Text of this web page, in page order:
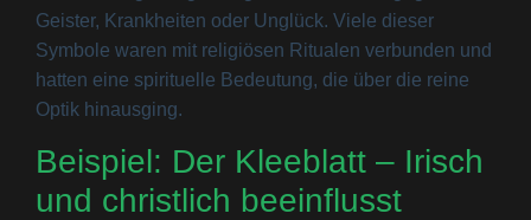
Geister, Krankheiten oder Unglück. Viele dieser
Symbole waren mit religiösen Ritualen verbunden und
hatten eine spirituelle Bedeutung, die über die reine
Optik hinausging.
Beispiel: Der Kleeblatt – Irisch
und christlich beeinflusst